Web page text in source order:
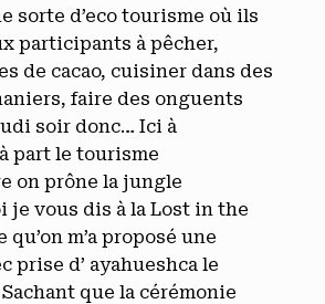
sorte d’eco tourisme où ils
participants à pêcher,
de cacao, cuisiner dans des
faire des onguents
soir donc… Ici à
part le tourisme
on prône la jungle
je vous dis à la Lost in the
m’a proposé une
prise d’ ayahueshca le
que la cérémonie